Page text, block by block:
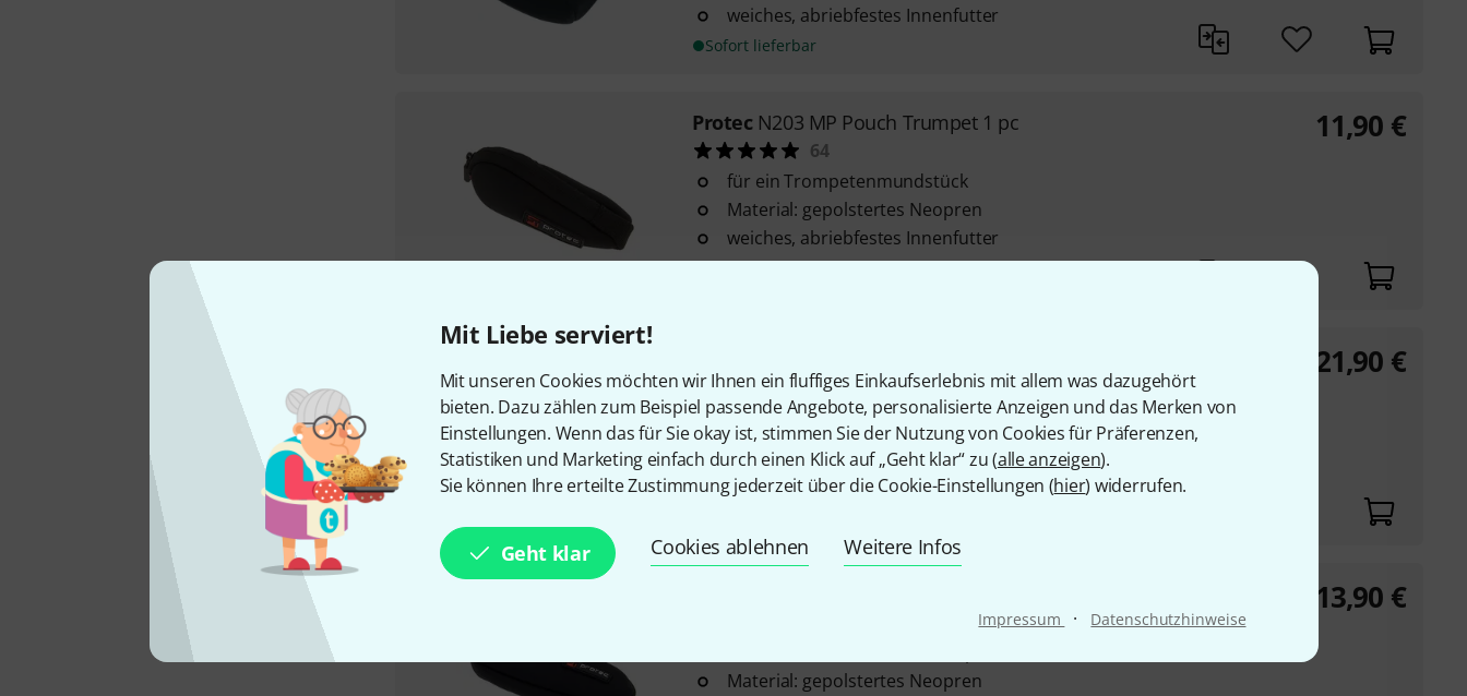
Mit Liebe serviert!
Mit unseren Cookies möchten wir Ihnen ein fluffiges Einkaufserlebnis mit allem was dazugehört
bieten. Dazu zählen zum Beispiel passende Angebote, personalisierte Anzeigen und das Merken von
Einstellungen. Wenn das für Sie okay ist, stimmen Sie der Nutzung von Cookies für Präferenzen,
Statistiken und Marketing einfach durch einen Klick auf „Geht klar“ zu (alle anzeigen).
Sie können Ihre erteilte Zustimmung jederzeit über die Cookie-Einstellungen (hier) widerrufen.
Geht klar Cookies ablehnen Weitere Infos
Impressum · Datenschutzhinweise
weiches, abriebfestes Innenfutter
Sofort lieferbar
Protec N203 MP Pouch Trumpet 1 pc
64
für ein Trompetenmundstück
Material: gepolstertes Neopren
weiches, abriebfestes Innenfutter
11,90 €
49
für 3 Tuba- oder Tenorsaxophonmundstück
Material: gepolstertes Neopren
weiches, abriebfestes Innenfutter
21,90 €
Material: gepolstertes Neopren
13,90 €